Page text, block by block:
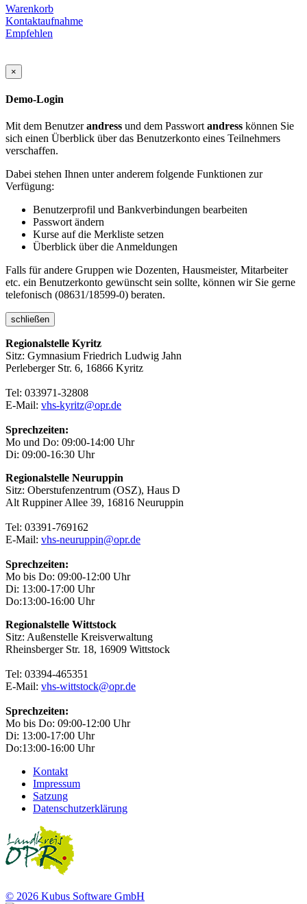
Warenkorb
Kontaktaufnahme
Empfehlen
×
Demo-Login
Mit dem Benutzerandress und dem Passwort andress können Sie
sich einen Überblick über das Benutzerkonto eines Teilnehmers
verschaffen.
Dabei stehen Ihnen unter anderem folgende Funktionen zur
Verfügung:
Benutzerprofil und Bankverbindungen bearbeiten
Passwort ändern
Kurse auf die Merkliste setzen
Überblick über die Anmeldungen
Falls für andere Gruppen wie Dozenten, Hausmeister, Mitarbeiter
etc. ein Benutzerkonto gewünscht sein sollte, können wir Sie gerne
telefonisch (08631/18599-0) beraten.
schließen
Regionalstelle Kyritz
Sitz: Gymnasium Friedrich Ludwig Jahn
Perleberger Str. 6, 16866 Kyritz
Tel: 033971-32808
E-Mail: vhs-kyritz@opr.de
Sprechzeiten:
Mo und Do: 09:00-14:00 Uhr
Di: 09:00-16:30 Uhr
Regionalstelle Neuruppin
Sitz: Oberstufenzentrum (OSZ), Haus D
Alt Ruppiner Allee 39, 16816 Neuruppin
Tel: 03391-769162
E-Mail: vhs-neuruppin@opr.de
Sprechzeiten:
Mo bis Do: 09:00-12:00 Uhr
Di: 13:00-17:00 Uhr
Do:13:00-16:00 Uhr
Regionalstelle Wittstock
Sitz: Außenstelle Kreisverwaltung
Rheinsberger Str. 18, 16909 Wittstock
Tel: 03394-465351
E-Mail: vhs-wittstock@opr.de
Sprechzeiten:
Mo bis Do: 09:00-12:00 Uhr
Di: 13:00-17:00 Uhr
Do:13:00-16:00 Uhr
Kontakt
Impressum
Satzung
Datenschutzerklärung
© 2026 Kubus Software GmbH